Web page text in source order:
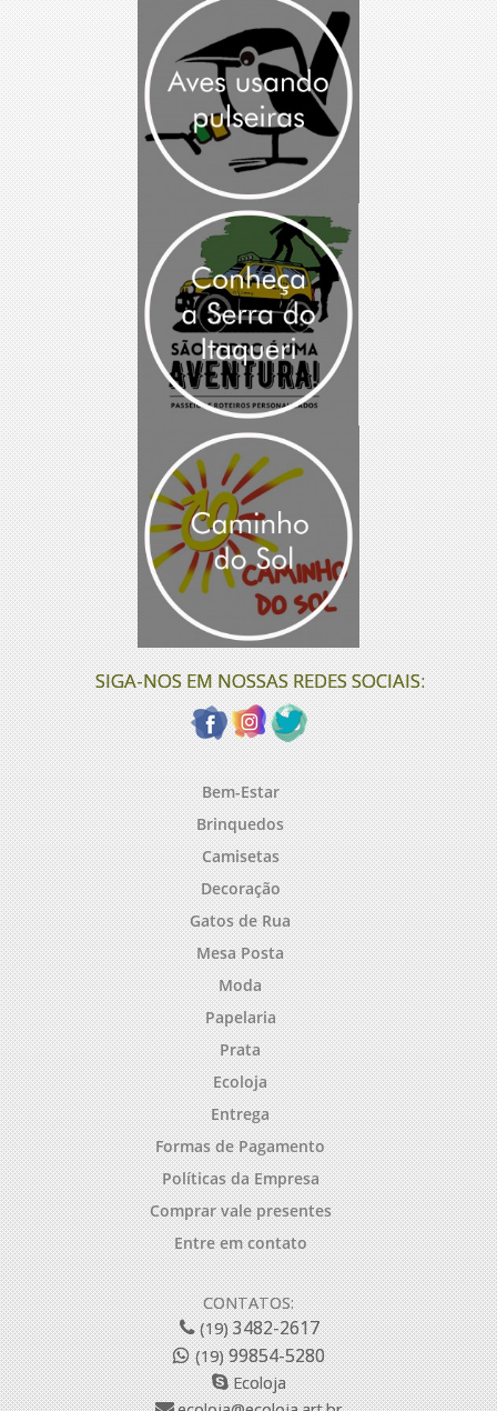
SIGA-NOS EM NOSSAS REDES SOCIAIS:
Bem-Estar
Brinquedos
Camisetas
Decoração
Gatos de Rua
Mesa Posta
Moda
Papelaria
Prata
Ecoloja
Entrega
Formas de Pagamento
Políticas da Empresa
Comprar vale presentes
Entre em contato
CONTATOS:
(19)3482-2617
(19)99854-5280
Ecoloja